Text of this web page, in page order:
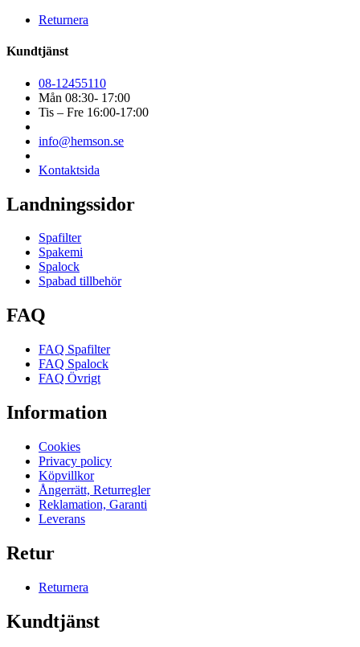
Returnera
Kundtjänst
08-12455110
Mån 08:30- 17:00
Tis – Fre 16:00-17:00
info@hemson.se
Kontaktsida
Landningssidor
Spafilter
Spakemi
Spalock
Spabad tillbehör
FAQ
FAQ Spafilter
FAQ Spalock
FAQ Övrigt
Information
Cookies
Privacy policy
Köpvillkor
Ångerrätt, Returregler
Reklamation, Garanti
Leverans
Retur
Returnera
Kundtjänst